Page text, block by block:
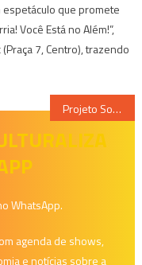
que promete
Você Está no Além!”,
7, Centro), trazendo
Projeto Solo Negro Apresenta Quatro Espetáculos Online
WhatsApp.
agenda de shows,
e notícias sobre a